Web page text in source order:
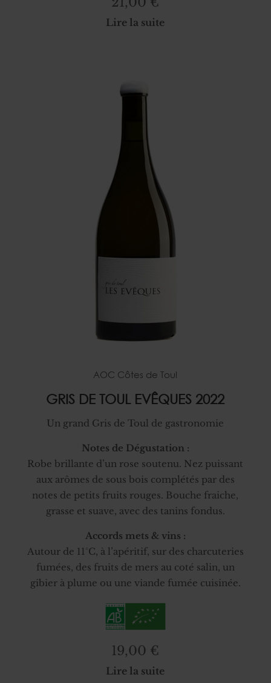
Lire la suite
AOC Côtes de Toul
GRIS DE TOUL EVÊQUES 2022
Un grand Gris de Toul de gastronomie
Notes de Dégustation :
Robe brillante d’un rose soutenu. Nez puissant
aux arômes de sous bois complétés par des
notes de petits fruits rouges. Bouche fraiche,
grasse et suave, avec des tanins fondus.
Accords mets & vins :
Autour de 11°C, à l’apéritif, sur des charcuteries
fumées, des fruits de mers au coté salin, un
gibier à plume ou une viande fumée cuisinée.
19,00 €
Lire la suite